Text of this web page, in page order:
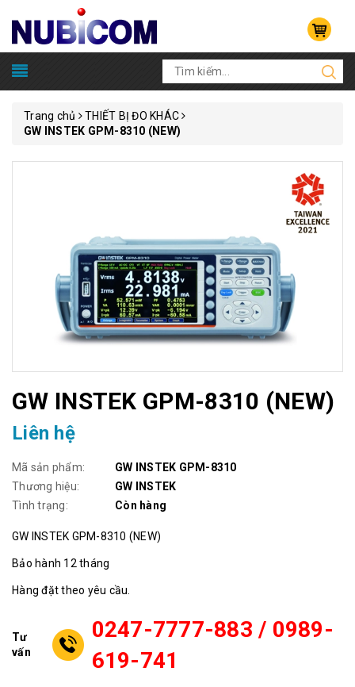
Trang chủ
THIẾT BỊ ĐO KHÁC
GW INSTEK GPM-8310 (NEW)
GW INSTEK GPM-8310 (NEW)
Liên hệ
Mã sản phẩm:
GW INSTEK GPM-8310
Thương hiệu:
GW INSTEK
Tình trạng:
Còn hàng
GW INSTEK GPM-8310 (NEW)
Bảo hành 12 tháng
Hàng đặt theo yêu cầu.
Tư
vấn
0247-7777-883 / 0989-
619-741